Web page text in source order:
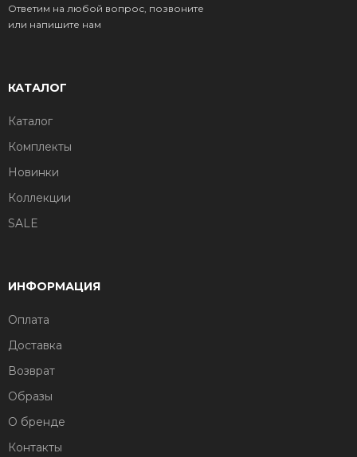
Ответим на любой вопрос, позвоните
или напишите нам
КАТАЛОГ
Каталог
Комплекты
Новинки
Коллекции
SALE
ИНФОРМАЦИЯ
Оплата
Доставка
Возврат
Образы
О бренде
Контакты